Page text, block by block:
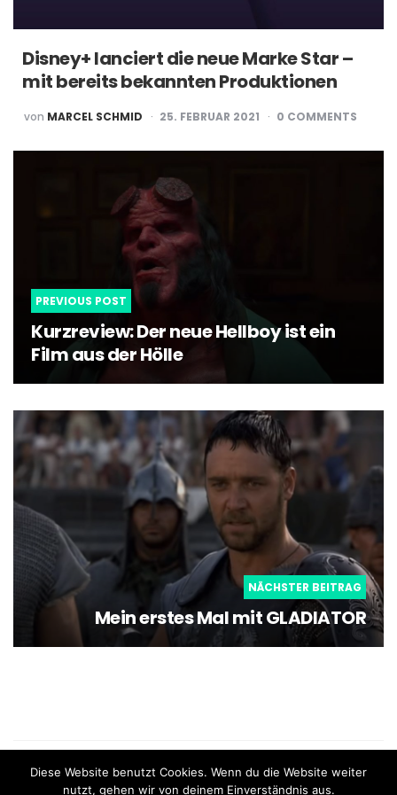
Disney+ lanciert die neue Marke Star –
mit bereits bekannten Produktionen
POSTED
BY
von MARCEL SCHMID 25. FEBRUAR 2021 0 COMMENTS
Post
navigation
PREVIOUS POST
Kurzreview: Der neue Hellboy ist ein
Film aus der Hölle
NÄCHSTER BEITRAG
Mein erstes Mal mit GLADIATOR
Impressum
Diese Website benutzt Cookies. Wenn du die Website weiter
nutzt, gehen wir von deinem Einverständnis aus.